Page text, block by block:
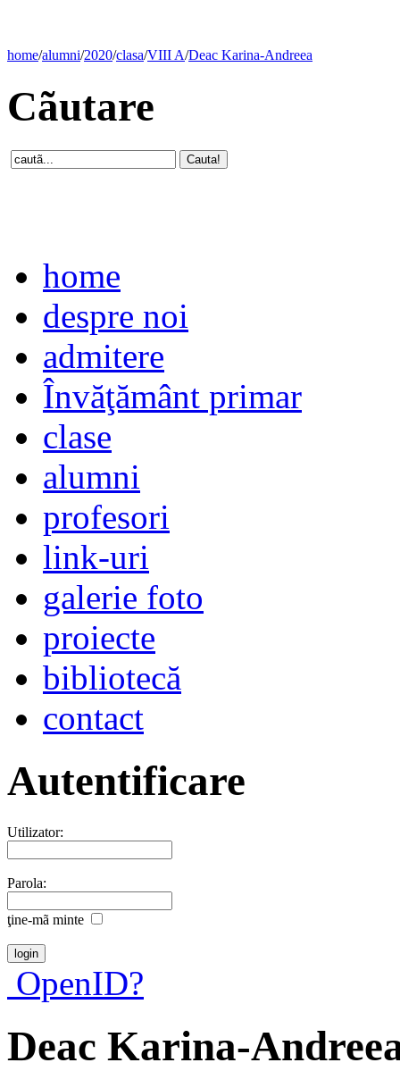
home/alumni/2020/clasa/VIII A/Deac Karina-Andreea
Cãutare
home
despre noi
admitere
Învăţământ primar
clase
alumni
profesori
link-uri
galerie foto
proiecte
bibliotecă
contact
Autentificare
Utilizator:
Parola:
ţine-mã minte
OpenID?
Deac Karina-